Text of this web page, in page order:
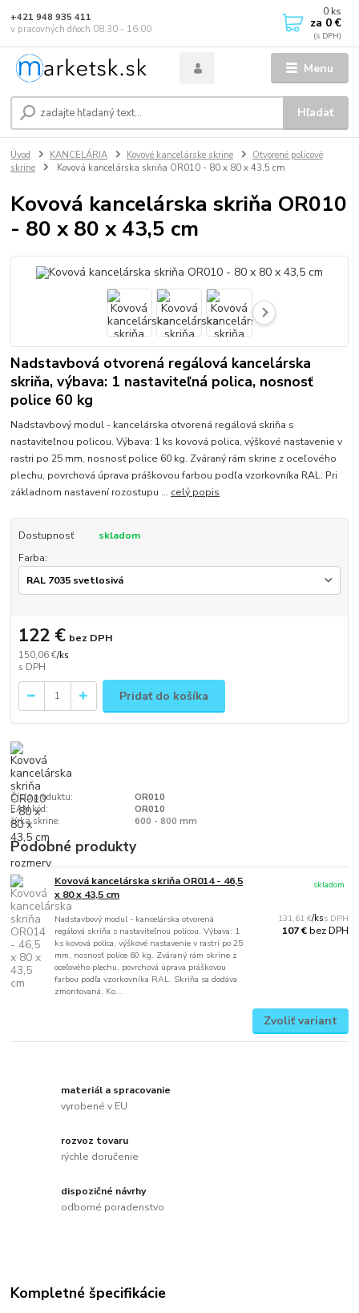
Menu
Hľadať
+421 948 935 411
v pracovných dňoch 08.30 - 16.00
0 ks
za 0 €
Úvod KANCELÁRIA Kovové kancelárske skrine
Otvorené policové
skrine
Kovová kancelárska skriňa OR010 - 80 x 80 x 43,5 cm
Kovová kancelárska skriňa OR010
- 80 x 80 x 43,5 cm
Nadstavbová otvorená regálová kancelárska
skriňa, výbava: 1 nastaviteľná polica, nosnosť
police 60 kg
Nadstavbový modul - kancelárska otvorená regálová skriňa s
nastaviteľnou policou. Výbava: 1 ks kovová polica, výškové nastavenie v
rastri po 25 mm, nosnosť police 60 kg. Zváraný rám skrine z oceľového
plechu, povrchová úprava práškovou farbou podľa vzorkovníka RAL. Pri
základnom nastavení rozostupu ... celý popis
Dostupnosť
skladom
Farba:
150,06 €/ks
122 € bez DPH
Pridať do košíka
Číslo produktu:
OR010
EAN kód:
OR010
šírka skrine:
600 - 800 mm
Podobné produkty
Kovová kancelárska skriňa OR014 - 46,5
x 80 x 43,5 cm
Nadstavbový modul - kancelárska otvorená
regálová skriňa s nastaviteľnou policou. Výbava: 1
ks kovová polica, výškové nastavenie v rastri po 25
mm, nosnosť police 60 kg. Zváraný rám skrine z
oceľového plechu, povrchová úprava práškovou
farbou podľa vzorkovníka RAL. Skriňa sa dodáva
zmontovaná. Ko...
131,61 €/ks
107 €bez DPH
skladom
Zvoliť variant
materiál a spracovanie
vyrobené v EU
rozvoz tovaru
rýchle doručenie
dispozičné návrhy
odborné poradenstvo
Kompletné špecifikácie